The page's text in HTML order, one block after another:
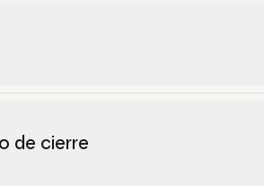
de cierre